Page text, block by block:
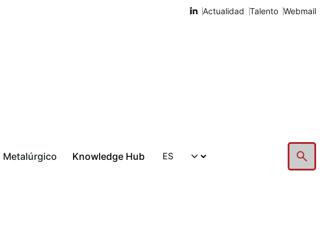
Actualidad Talento Webmail
Metalúrgico Knowledge Hub